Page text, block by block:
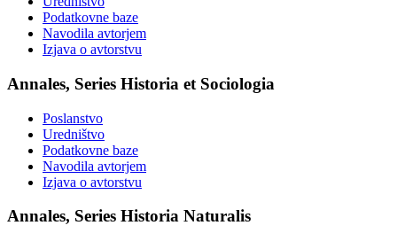
Podatkovne baze
Navodila avtorjem
Izjava o avtorstvu
Annales, Series Historia et Sociologia
Poslanstvo
Uredništvo
Podatkovne baze
Navodila avtorjem
Izjava o avtorstvu
Annales, Series Historia Naturalis